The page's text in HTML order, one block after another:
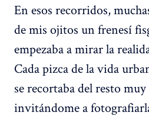
En esos recorridos,
de mis ojitos un frenesí
empezaba a mirar la
Cada pizca de la vida
se recortaba del resto
invitándome a